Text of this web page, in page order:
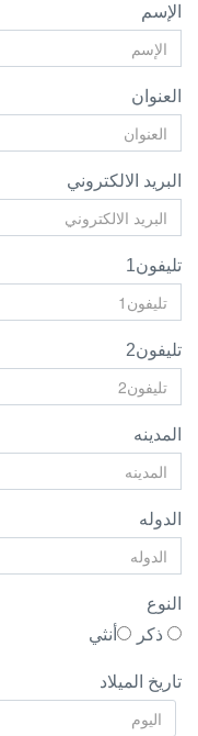
الإسم
العنوان
البريد الالكتروني
تليفون1
تليفون2
المدينه
الدوله
النوع
ذكر
أنثي
تاريخ الميلاد